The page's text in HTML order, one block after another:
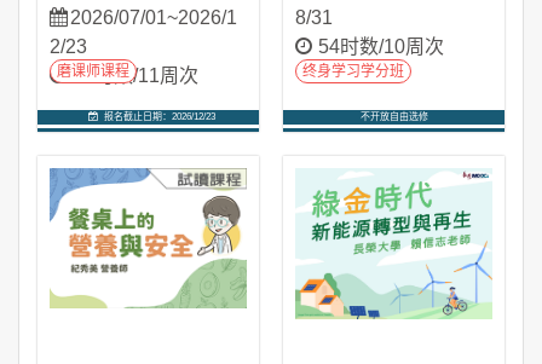
2026/07/01~2026/1
2/23
11时数/11周次
磨课师课程
报名截止日期：2026/12/23
8/31
54时数/10周次
终身学习学分班
不开放自由选修